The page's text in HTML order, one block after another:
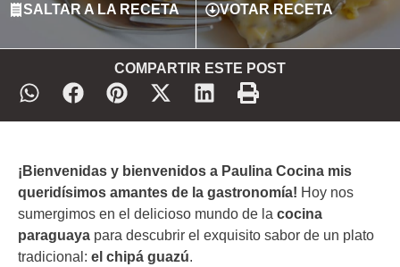
SALTAR A LA RECETA VOTAR RECETA
COMPARTIR ESTE POST
¡Bienvenidas y bienvenidos a Paulina Cocina mis
queridísimos amantes de la gastronomía! Hoy nos
sumergimos en el delicioso mundo de la cocina
paraguaya para descubrir el exquisito sabor de un plato
tradicional: el chipá guazú.